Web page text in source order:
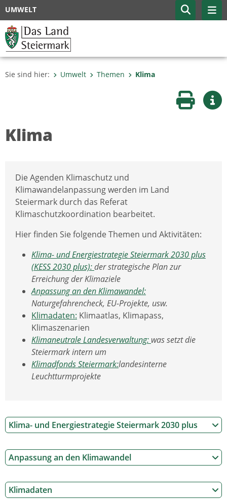
UMWELT
Sie sind hier: Umwelt Themen Klima
Seite
Klima
Die Agenden Klimaschutz und
Klimawandelanpassung werden im Land
Steiermark durch das Referat
Klimaschutzkoordination bearbeitet.
Hier finden Sie folgende Themen und Aktivitäten:
Klima- und Energiestrategie Steiermark 2030 plus
(KESS 2030 plus):der strategische Plan zur
Erreichung der Klimaziele
Anpassung an den Klimawandel:
Naturgefahrencheck, EU-Projekte, usw.
Klimadaten: Klimaatlas, Klimapass,
Klimaszenarien
Klimaneutrale Landesverwaltung: was setzt die
Steiermark intern um
Klimadfonds Steiermark:landesinterne
Leuchtturmprojekte
Klima- und Energiestrategie Steiermark 2030 plus
Anpassung an den Klimawandel
Klimadaten